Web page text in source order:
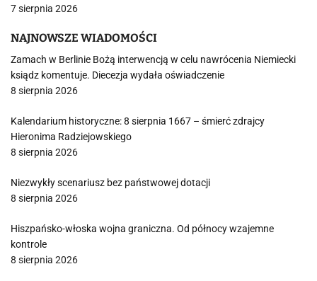
7 sierpnia 2026
NAJNOWSZE WIADOMOŚCI
Zamach w Berlinie Bożą interwencją w celu nawrócenia Niemiecki
ksiądz komentuje. Diecezja wydała oświadczenie
8 sierpnia 2026
Kalendarium historyczne: 8 sierpnia 1667 – śmierć zdrajcy
Hieronima Radziejowskiego
8 sierpnia 2026
Niezwykły scenariusz bez państwowej dotacji
8 sierpnia 2026
Hiszpańsko-włoska wojna graniczna. Od północy wzajemne
kontrole
8 sierpnia 2026